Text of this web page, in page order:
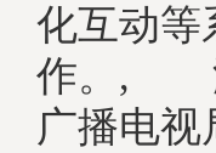
化互动等
作。, 湖
广播电